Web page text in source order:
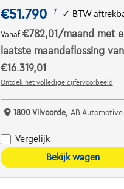
€51.790 1 ✓ BTW
Vanaf €782,01 /maand met
laatste maandaflossing van
€16.319,01
Ontdek het volledige cijfervoorbeeld
1800 Vilvoorde, AB Automotive
Vergelijk
Bekijk wagen